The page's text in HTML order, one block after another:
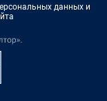
данных и